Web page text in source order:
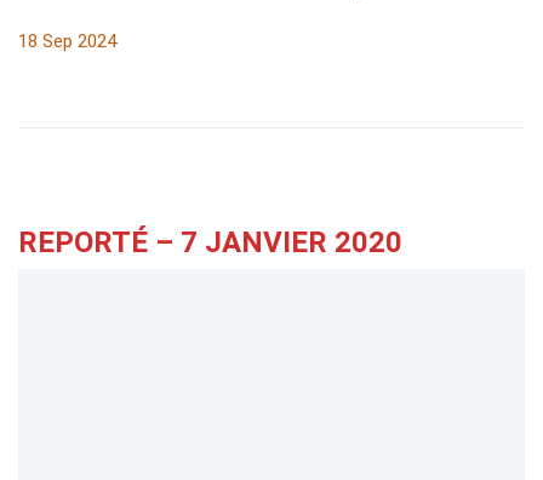
18 Sep 2024
REPORTÉ – 7 JANVIER 2020